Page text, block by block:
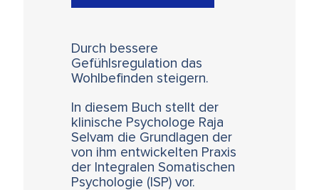
Durch bessere
Gefühlsregulation das
Wohlbefinden steigern.
In diesem Buch stellt der
klinische Psychologe Raja
Selvam die Grundlagen der
von ihm entwickelten Praxis
der Integralen Somatischen
Psychologie (ISP) vor.